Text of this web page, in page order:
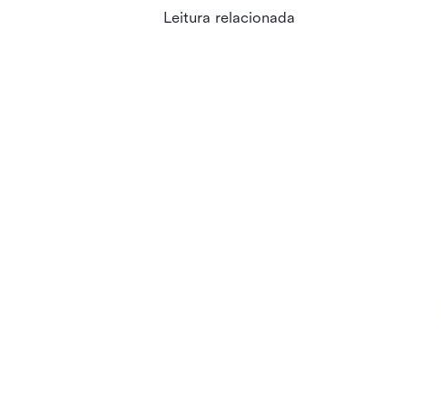
Leitura relacionada